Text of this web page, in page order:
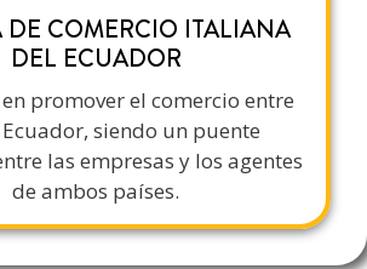
DE COMERCIO ITALIANA
DEL ECUADOR
promover el comercio entre
siendo un puente
las empresas y los agentes
de ambos países.